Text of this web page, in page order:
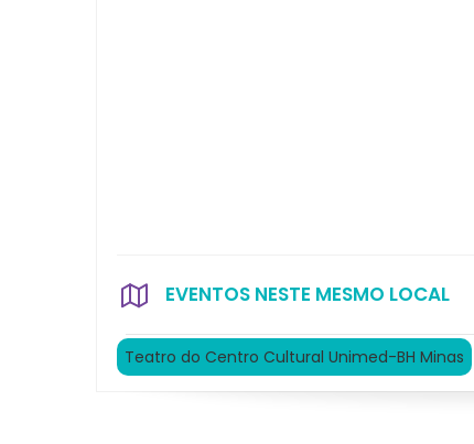
EVENTOS NESTE MESMO LOCAL
Teatro do Centro Cultural Unimed-BH Minas